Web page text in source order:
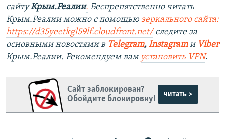
сайтуКрым.Реалии. Беспрепятственно читать
Крым.Реалии можно с помощью зеркального сайта:
https://d35yeetkgl59lf.cloudfront.net/ следите за
основными новостями в Telegram, Instagramи Viber
Крым.Реалии. Рекомендуем вам установить VPN.
Сайт заблокирован?
Обойдите блокировку!
читать >